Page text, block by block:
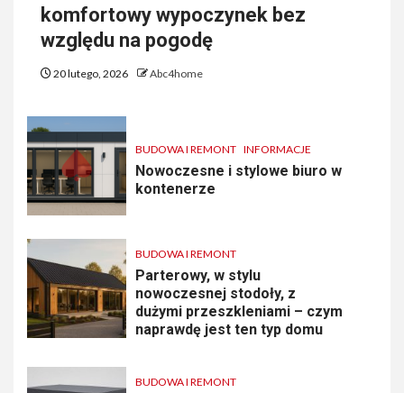
komfortowy wypoczynek bez
względu na pogodę
20 lutego, 2026 Abc4home
BUDOWA I REMONT INFORMACJE
Nowoczesne i stylowe biuro w
kontenerze
BUDOWA I REMONT
Parterowy, w stylu
nowoczesnej stodoły, z
dużymi przeszkleniami – czym
naprawdę jest ten typ domu
BUDOWA I REMONT